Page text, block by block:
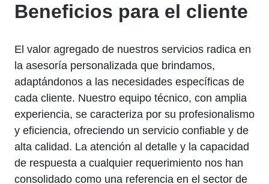
Beneficios para el cliente
El valor agregado de nuestros servicios radica en
la asesoría personalizada que brindamos,
adaptándonos a las necesidades específicas de
cada cliente. Nuestro equipo técnico, con amplia
experiencia, se caracteriza por su profesionalismo
y eficiencia, ofreciendo un servicio confiable y de
alta calidad. La atención al detalle y la capacidad
de respuesta a cualquier requerimiento nos han
consolidado como una referencia en el sector de